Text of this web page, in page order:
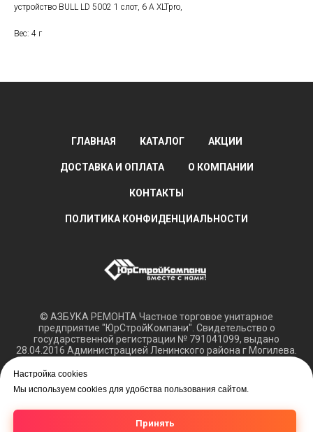
Настройка cookies
Мы используем cookies для удобства пользования сайтом.
Принять
устройство BULL LD 5002 1 слот, 6 А XLTpro,
Вес: 4 г
ГЛАВНАЯ КАТАЛОГ АКЦИИ
ДОСТАВКА И ОПЛАТА О КОМПАНИИ
КОНТАКТЫ
ПОЛИТИКА КОНФИДЕНЦИАЛЬНОСТИ
© АЗБУКА РЕМОНТА Частное торговое унитарное
предприятие "ЮрСтройКомпани". Свидетельство о
государственной регистрации № 791041099, выдано
28.04.2016 Администрацией Ленинского района г Могилева.
Обращаем ваше внимание, что вся представленная
информация касающаяся технических характеристик,
офертой.